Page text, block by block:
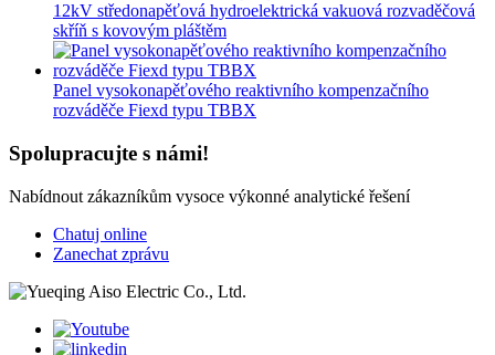
12kV středonapěťová hydroelektrická vakuová rozvaděčová
skříň s kovovým pláštěm
Panel vysokonapěťového reaktivního kompenzačního
rozváděče Fiexd typu TBBX
Spolupracujte s námi!
Nabídnout zákazníkům vysoce výkonné analytické řešení
Chatuj online
Zanechat zprávu